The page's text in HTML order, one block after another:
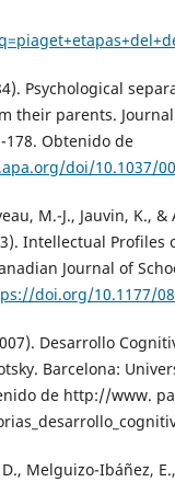
Psychological
their parents.
178. Obtenido de
doi/10.1037/
M.-J., Jauvin, K.,
Intellectual Profiles
Journal of
doi.org/10.1177/
Desarrollo
Barcelona:
de http://www.
Melguizo-Ibáñez,